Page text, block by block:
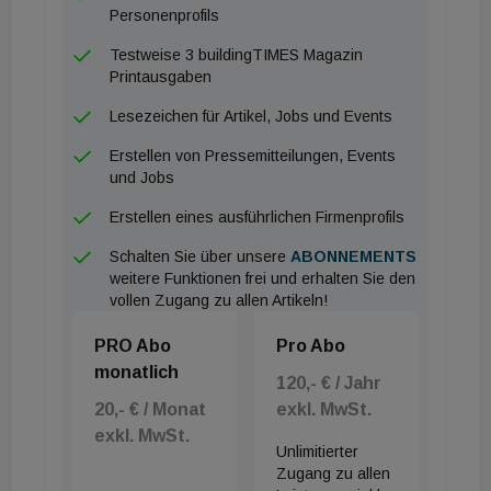
oder die Rheinbrücke Hard Fußach bestätigen
ebenfalls die Kompetenz der MCE im
Schrägseilbrückenbau.
Personenprofils
Testweise 3 buildingTIMES Magazin
Printausgaben
Lesezeichen für Artikel, Jobs und Events
Erstellen von Pressemitteilungen, Events
und Jobs
Erstellen eines ausführlichen Firmenprofils
Schalten Sie über unsere ABONNEMENTS
weitere Funktionen frei und erhalten Sie den
vollen Zugang zu allen Artikeln!
PRO Abo
monatlich
20,- € / Monat
exkl. MwSt.
Pro Abo
120,- € / Jahr
exkl. MwSt.
Unlimitierter
Zugang zu allen